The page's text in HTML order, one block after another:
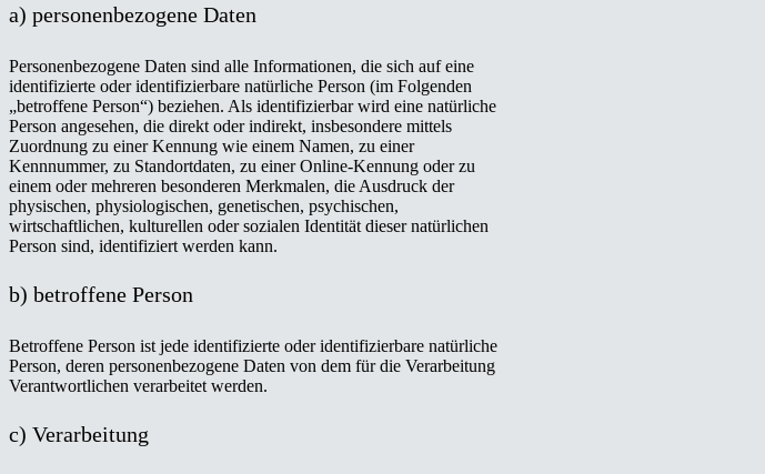
a) personenbezogene Daten
Personenbezogene Daten sind alle Informationen, die sich auf eine
identifizierte oder identifizierbare natürliche Person (im Folgenden
„betroffene Person“) beziehen. Als identifizierbar wird eine natürliche
Person angesehen, die direkt oder indirekt, insbesondere mittels
Zuordnung zu einer Kennung wie einem Namen, zu einer
Kennnummer, zu Standortdaten, zu einer Online-Kennung oder zu
einem oder mehreren besonderen Merkmalen, die Ausdruck der
physischen, physiologischen, genetischen, psychischen,
wirtschaftlichen, kulturellen oder sozialen Identität dieser natürlichen
Person sind, identifiziert werden kann.
b) betroffene Person
Betroffene Person ist jede identifizierte oder identifizierbare natürliche
Person, deren personenbezogene Daten von dem für die Verarbeitung
Verantwortlichen verarbeitet werden.
c) Verarbeitung